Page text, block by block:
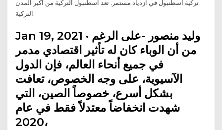
تركية اسطنبول في ازدياد مستمر. تعد اسطنبول التركية من اكبر المدن
التركية.
Jan 19, 2021 · وليد منصور -على الرغم
من أن الوباء كان له تأثير اقتصادي مدمر
في جميع أنحاء العالم، فإن الدول
الآسيوية، على وجه الخصوص، تعافت
بشكل أسرع، خصوصاً الصين، التي
شهدت انخفاضاً معتدلاً فقط في عام
2020،